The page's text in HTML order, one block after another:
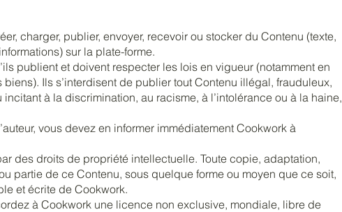
charger, publier, envoyer, recevoir ou stocker du Contenu (texte,
sur la plate-forme.
publient et doivent respecter les lois en vigueur (notamment en
Ils s’interdisent de publier tout Contenu illégal, frauduleux,
à la discrimination, au racisme, à l’intolérance ou à la haine,
vous devez en informer immédiatement Cookwork à
des droits de propriété intellectuelle. Toute copie, adaptation,
partie de ce Contenu, sous quelque forme ou moyen que ce soit,
et écrite de Cookwork.
à Cookwork une licence non exclusive, mondiale, libre de